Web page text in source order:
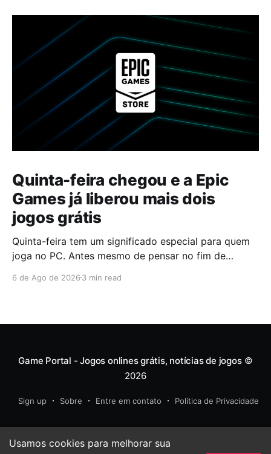
Usamos cookies para melhorar sua
Quinta-feira chegou e a Epic
Games já liberou mais dois
jogos grátis
Quinta-feira tem um significado especial para quem
joga no PC. Antes mesmo de pensar no fim de
descobrir quais serão os próximos jogos a entrar na
diferentes,
6 de Ago de 2026 3 min read
Game Portal - Jogos onlines grátis, notícias de jogos©
2026
Sign up Sobre Entre em contato Política de Privacidade